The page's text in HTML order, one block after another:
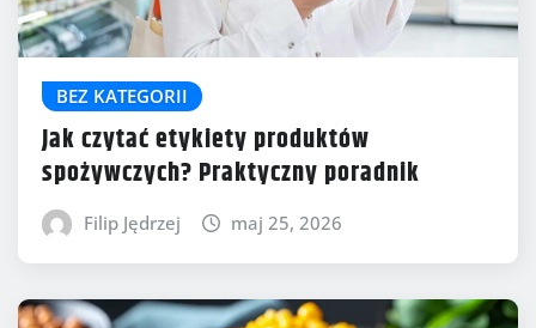
BEZ KATEGORII
Jak czytać etykiety produktów
spożywczych? Praktyczny poradnik
Filip Jędrzej maj 25, 2026